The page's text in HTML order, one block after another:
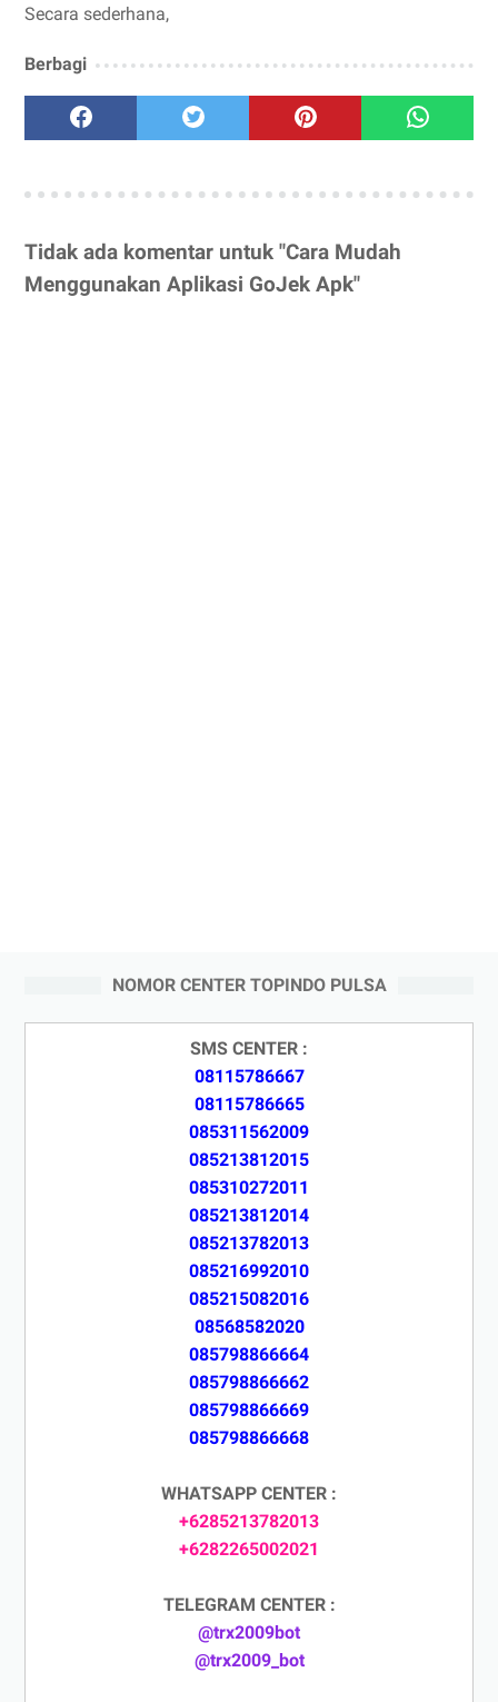
Secara sederhana,
Berbagi
Tidak ada komentar untuk "Cara Mudah
Menggunakan Aplikasi GoJek Apk"
NOMOR CENTER TOPINDO PULSA
SMS CENTER :
08115786667
08115786665
085311562009
085213812015
085310272011
085213812014
085213782013
085216992010
085215082016
08568582020
085798866664
085798866662
085798866669
085798866668
WHATSAPP CENTER :
+6285213782013
+6282265002021
TELEGRAM CENTER :
@trx2009bot
@trx2009_bot